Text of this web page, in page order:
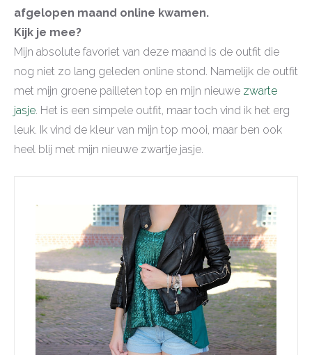
afgelopen maand online kwamen.
Kijk je mee?
Mijn absolute favoriet van deze maand is de outfit die
nog niet zo lang geleden online stond. Namelijk de outfit
met mijn groene pailleten top en mijn nieuwe zwarte
jasje. Het is een simpele outfit, maar toch vind ik het erg
leuk. Ik vind de kleur van mijn top mooi, maar ben ook
heel blij met mijn nieuwe zwartje jasje.